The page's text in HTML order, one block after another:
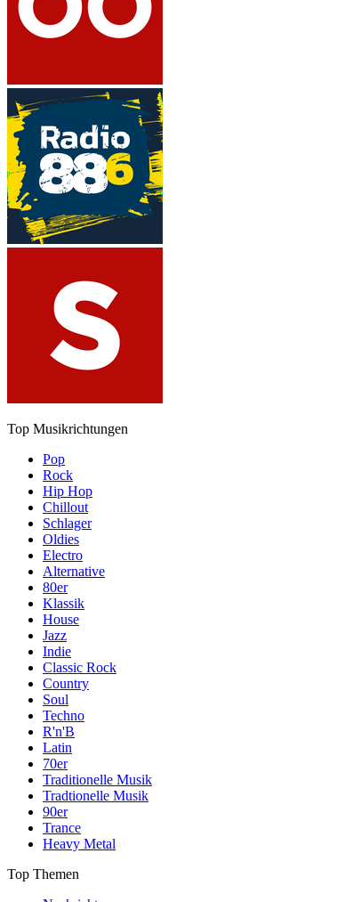
Top Musikrichtungen
Pop
Rock
Hip Hop
Chillout
Schlager
Oldies
Electro
Alternative
80er
Klassik
House
Jazz
Indie
Classic Rock
Country
Soul
Techno
R'n'B
Latin
70er
Traditionelle Musik
Tradtionelle Musik
90er
Trance
Heavy Metal
Top Themen